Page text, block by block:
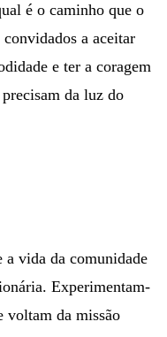
é o caminho que o
a aceitar
e ter a coragem
da luz do
a vida da comunidade
Experimentam-
voltam da missão